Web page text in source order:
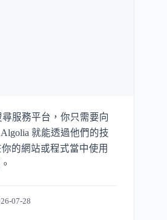
服務平台，你只需要向
就能透過他們的技
的網站或程式當中使用
07-28